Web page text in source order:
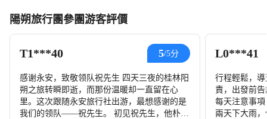
梯田、七星公
上酒店景觀下
4天高鐵團
無車販 無自費
景區、大灕江
茶、東西巷、
逍遙樓
公園(民族服飾
拍照)、千裏江
山圖大型水墨
畫打卡地
巷、逍遙樓、
陽朔旅行團參團游客評價
T1***40 5/5分
感谢永安，致敬领队祝先生 四天三夜的桂林阳
朔之旅转瞬即逝，而那份温暖却一直留在心
里。这次跟随永安旅行社出游，最想感谢的是
我们的领队——祝先生。 初见祝先生，他朴实
L0***41
行程輕鬆，
責，出發前
每天注意事
兩天下大雨